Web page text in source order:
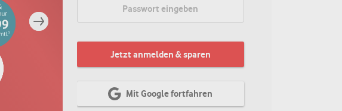
Jetzt anmelden & sparen
Mit Google fortfahren